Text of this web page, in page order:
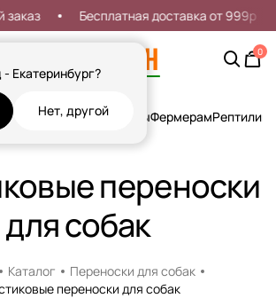
Екатеринбург?
Нет, другой
заказ Бесплатная доставка от 999р
0
Грызуны и Хорьки ПтицыФермерамРептилии
переноски
для собак
Каталог
Переноски для собак
переноски для собак